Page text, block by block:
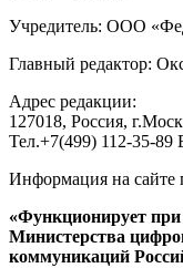
Учредитель: ООО
Главный редактор:
Адрес редакции:
127018, Россия,
Тел.+7(499) 112-35-89
Информация на сайте
«Функционирует
Министерства
коммуникаций